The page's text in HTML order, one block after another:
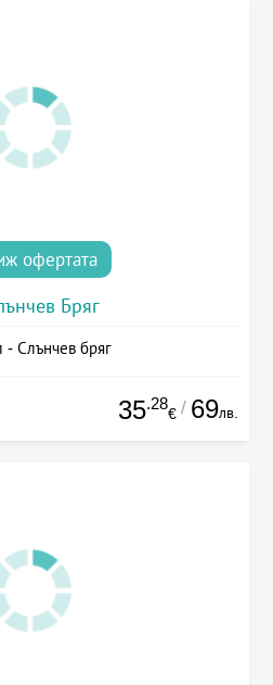
офертата
Бряг
- Слънчев бряг
35.28
€ / 69лв.